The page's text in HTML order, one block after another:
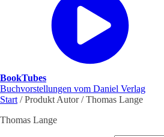
BookTubes
Buchvorstellungen vom Daniel Verlag
Start / Produkt Autor / Thomas Lange
Thomas Lange